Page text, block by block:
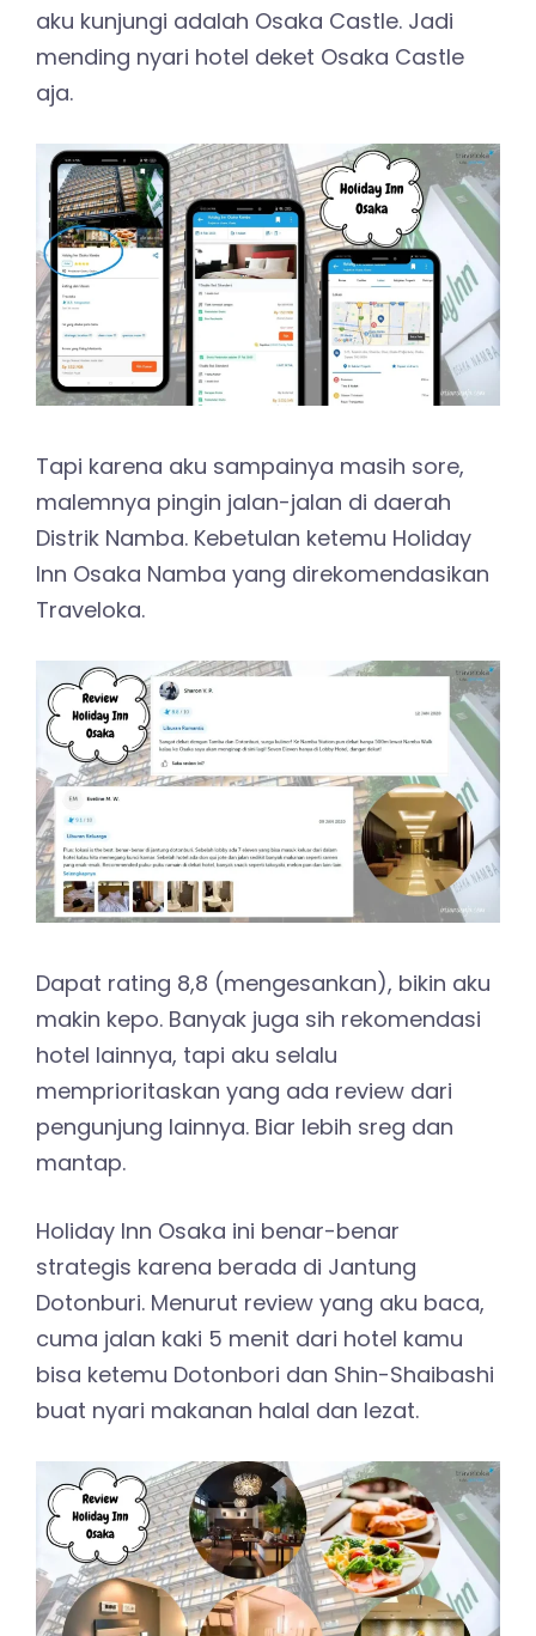
aku kunjungi adalah Osaka Castle. Jadi
mending nyari hotel deket Osaka Castle
aja.
Tapi karena aku sampainya masih sore,
malemnya pingin jalan-jalan di daerah
Distrik Namba. Kebetulan ketemu Holiday
Inn Osaka Namba yang direkomendasikan
Traveloka.
Dapat rating 8,8 (mengesankan), bikin aku
makin kepo. Banyak juga sih rekomendasi
hotel lainnya, tapi aku selalu
memprioritaskan yang ada review dari
pengunjung lainnya. Biar lebih sreg dan
mantap.
Holiday Inn Osaka ini benar-benar
strategis karena berada di Jantung
Dotonburi. Menurut review yang aku baca,
cuma jalan kaki 5 menit dari hotel kamu
bisa ketemu Dotonbori dan Shin-Shaibashi
buat nyari makanan halal dan lezat.